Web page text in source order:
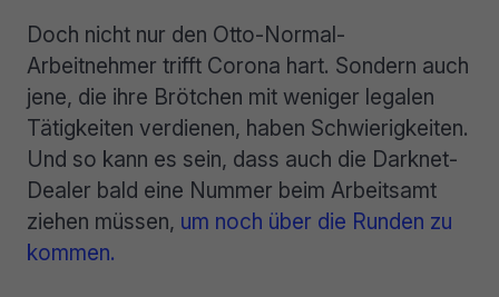
Doch nicht nur den Otto-Normal-
Arbeitnehmer trifft Corona hart. Sondern auch
jene, die ihre Brötchen mit weniger legalen
Tätigkeiten verdienen, haben Schwierigkeiten.
Und so kann es sein, dass auch die Darknet-
Dealer bald eine Nummer beim Arbeitsamt
ziehen müssen, um noch über die Runden zu
kommen.